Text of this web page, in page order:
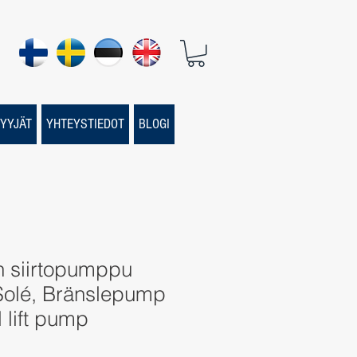
YHTEYSTIEDOT BLOGI
siirtopumppu
Bränslepump
lift pump